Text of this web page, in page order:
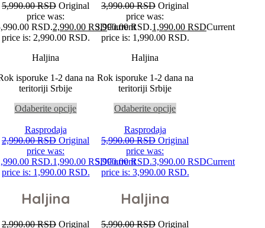
5,990.00RSD Original
price was:
RSD.2,990.00 RSDCurrent
price is: 2,990.00 RSD.
Haljina
isporuke 1-2 dana na
teritoriji Srbije
Odaberite opcije
3,990.00RSD Original
price was:
3,990.00 RSD.1,990.00 RSDCurrent
price is: 1,990.00 RSD.
Haljina
Rok isporuke 1-2 dana na
teritoriji Srbije
Odaberite opcije
Rasprodaja
2,990.00RSD Original
price was:
RSD.1,990.00 RSDCurrent
price is: 1,990.00 RSD.
Haljina
2,990.00RSD Original
Rasprodaja
5,990.00RSD Original
price was:
5,990.00 RSD.3,990.00 RSDCurrent
price is: 3,990.00 RSD.
Haljina
5,990.00RSD Original